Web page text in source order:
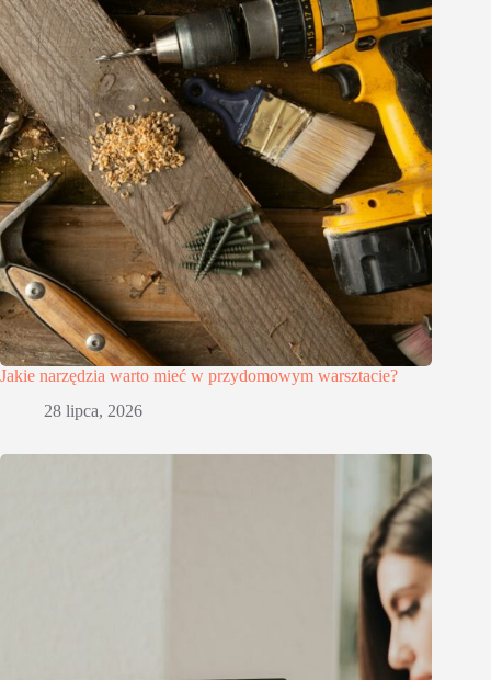
Jakie narzędzia warto mieć w przydomowym warsztacie?
28 lipca, 2026